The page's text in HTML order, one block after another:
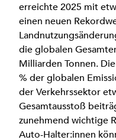
erreichte 2025 mit
einen neuen
die globalen
Milliarden Tonnen.
% der globalen
der Verkehrssektor
Gesamtausstoß
zunehmend wichtige
Auto-Halter:innen